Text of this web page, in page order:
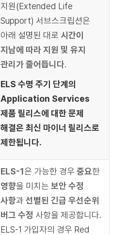
지원(Extended Life
Support) 서브스크립션은
아래 설명된 대로 시간이
지남에 따라 지원 및 유지
관리가 줄어듭니다.
ELS 수명 주기 단계의
Application Services
제품 릴리스에 대한 문제
해결은 최신 마이너 릴리스로
제한됩니다.
ELS-1은 가능한 경우 중요한
영향을 미치는 보안 수정
사항과 선별된 긴급 우선순위
버그 수정 사항을 제공합니다.
ELS-1 가입자의 경우 Red